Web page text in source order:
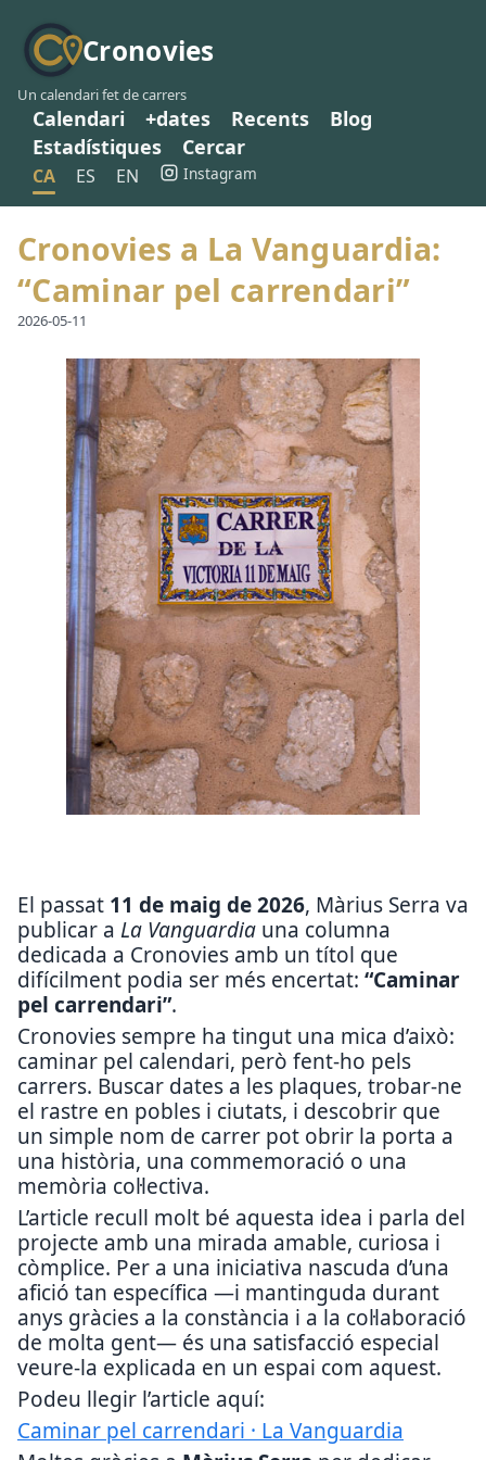
Cronovies
Un calendari fet de carrers
Calendari +dates Recents
Blog
Estadístiques
Cercar
CA ES EN Instagram
Cronovies a La Vanguardia:
“Caminar pel carrendari”
2026-05-11
El passat 11 de maig de 2026, Màrius Serra va
publicar a La Vanguardia una columna
dedicada a Cronovies amb un títol que
difícilment podia ser més encertat: “Caminar
pel carrendari”.
Cronovies sempre ha tingut una mica d’això:
caminar pel calendari, però fent-ho pels
carrers. Buscar dates a les plaques, trobar-ne
el rastre en pobles i ciutats, i descobrir que
un simple nom de carrer pot obrir la porta a
una història, una commemoració o una
memòria col·lectiva.
L’article recull molt bé aquesta idea i parla del
projecte amb una mirada amable, curiosa i
còmplice. Per a una iniciativa nascuda d’una
afició tan específica —i mantinguda durant
anys gràcies a la constància i a la col·laboració
de molta gent— és una satisfacció especial
veure-la explicada en un espai com aquest.
Podeu llegir l’article aquí:
Caminar pel carrendari · La Vanguardia